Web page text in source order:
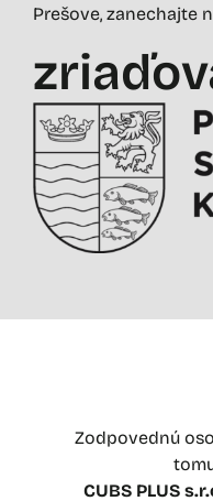
Prešove, zanechajte
Zodpovednú
CUBS PLUS